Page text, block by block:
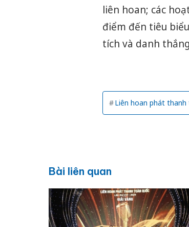
liên hoan; các
điểm đến tiêu
tích và danh
Liên hoan phát
Bài liên quan